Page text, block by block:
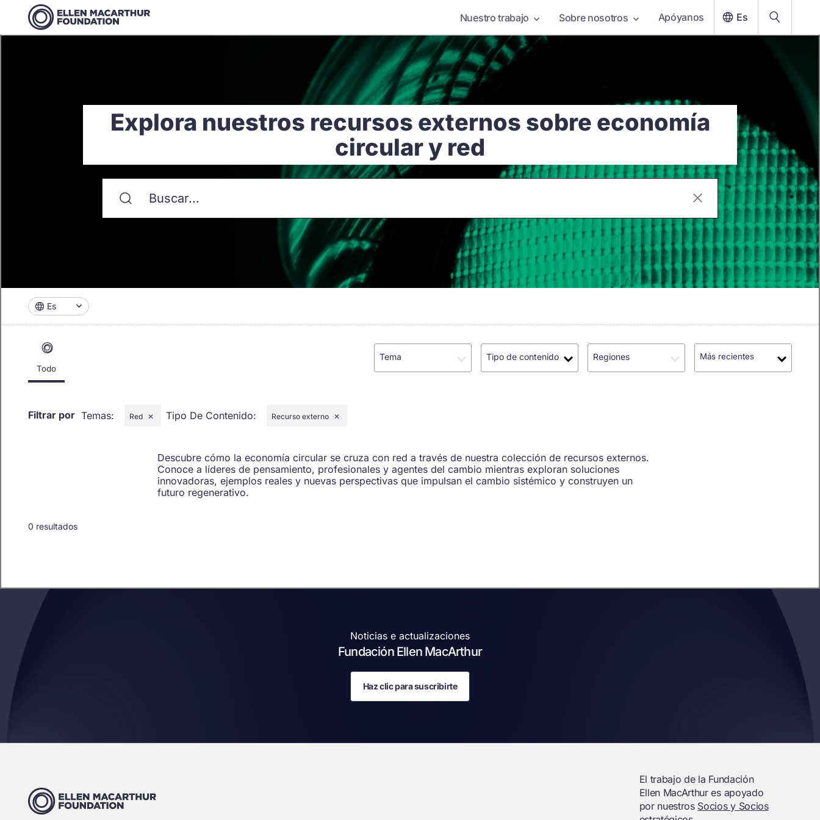
Nuestro trabajo Sobre nosotros Apóyanos Es
Explora nuestros recursos externos sobre economía
circular y red
Es
Todo
Tema Tipo de contenido Regiones Más recientes
Filtrar por Temas: Red ✕ Tipo De Contenido: Recurso externo ✕
Descubre cómo la economía circular se cruza con red a través de nuestra colección de recursos externos.
Conoce a líderes de pensamiento, profesionales y agentes del cambio mientras exploran soluciones
innovadoras, ejemplos reales y nuevas perspectivas que impulsan el cambio sistémico y construyen un
futuro regenerativo.
0 resultados
Noticias e actualizaciones
Fundación Ellen MacArthur
Haz clic para suscribirte
El trabajo de la Fundación
Ellen MacArthur es apoyado
por nuestros Socios y Socios